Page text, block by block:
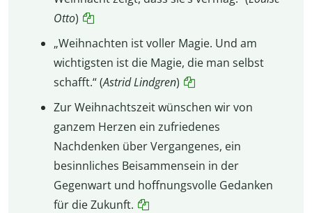
Otto)
„Weihnachten ist voller Magie. Und am
wichtigsten ist die Magie, die man selbst
schafft.“ (Astrid Lindgren)
Zur Weihnachtszeit wünschen wir von
ganzem Herzen ein zufriedenes
Nachdenken über Vergangenes, ein
besinnliches Beisammensein in der
Gegenwart und hoffnungsvolle Gedanken
für die Zukunft.